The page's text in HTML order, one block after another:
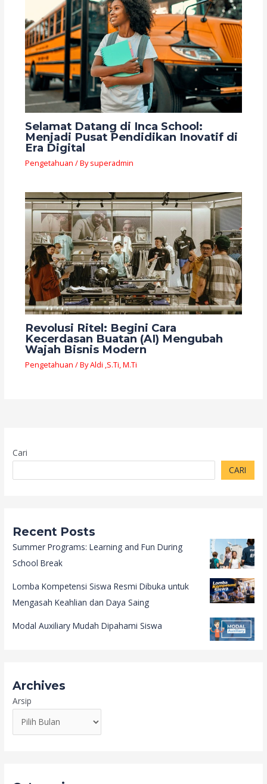
Selamat Datang di Inca School:
Menjadi Pusat Pendidikan Inovatif di
Era Digital
Pengetahuan / Bysuperadmin
Revolusi Ritel: Begini Cara
Kecerdasan Buatan (AI) Mengubah
Wajah Bisnis Modern
Pengetahuan / ByAldi ,S.Ti, M.Ti
Cari
CARI
Recent Posts
Summer Programs: Learning and Fun During
School Break
Lomba Kompetensi Siswa Resmi Dibuka untuk
Mengasah Keahlian dan Daya Saing
Modal Auxiliary Mudah Dipahami Siswa
Archives
Arsip